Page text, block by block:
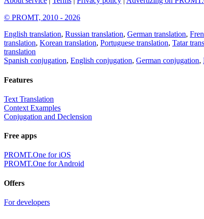
© PROMT, 2010 - 2026
English translation, Russian translation, German translation,
translation, Korean translation, Portuguese translation, Tatar
translation
Spanish conjugation, English conjugation, German conjugation,
Features
Text Translation
Context Examples
Conjugation and Declension
Free apps
PROMT.One for iOS
PROMT.One for Android
Offers
For developers